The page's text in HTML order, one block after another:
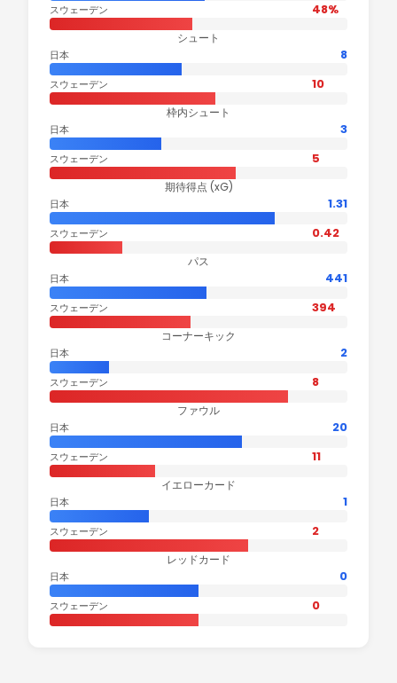
スウェーデン 48%
シュート
日本 8
スウェーデン 10
枠内シュート
日本 3
スウェーデン 5
期待得点 (xG)
日本 1.31
スウェーデン 0.42
パス
日本 441
スウェーデン 394
コーナーキック
日本 2
スウェーデン 8
ファウル
日本 20
スウェーデン 11
イエローカード
日本 1
スウェーデン 2
レッドカード
日本 0
スウェーデン 0